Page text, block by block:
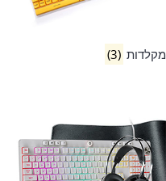
מקלדות (3)